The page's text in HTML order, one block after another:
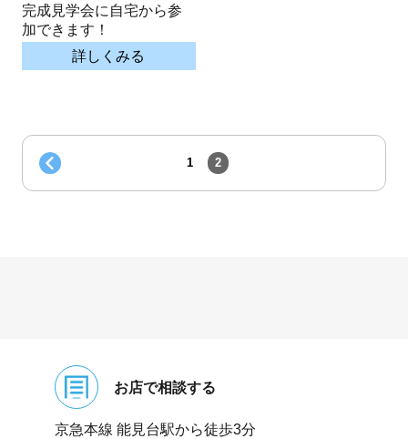
完成見学会に自宅から参
加できます！
詳しくみる
1 2
お店で相談する
京急本線 能⾒台駅から徒歩3分